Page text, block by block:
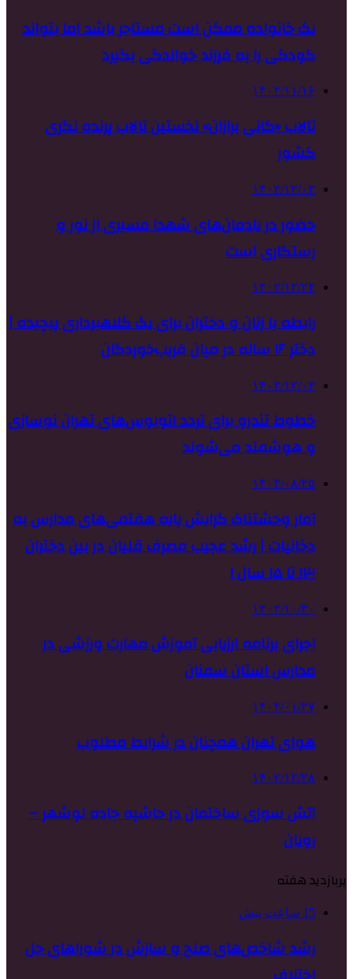
یک خانواده ممکن است مستاجر باشد اما بتواند
کودکی را به فرزند خواندگی بگیرد
۱۴۰۲/۱۱/۱۶
تالاب «کانی برازان» نخستین تالاب پرنده نگری
کشور
۱۴۰۲/۱۲/۰۳
حضور در یادمان‌های شهدا مسیری از نور و
رستگاری است
۱۴۰۲/۱۲/۲۴
رابطه با زنان و دختران برای یک کلاهبرداری پیچیده |
دختر ۱۶ ساله در میان فریب‌خوردگان
۱۴۰۲/۱۲/۰۳
خطوط تندرو برای تردد اتوبوس‌های تهران نوسازی
و هوشمند می‌شوند
۱۴۰۳/۰۸/۲۵
آمار وحشتناک گرایش پایه هفتمی‌های مدارس به
دخانیات | رشد عجیب مصرف قلیان در بین دختران
۱۳ تا ۱۵ سال !
۱۴۰۲/۱۰/۳۰
اجرای برنامه ارزیابی آموزش مهارت‌ ورزشی در
مدارس استان سمنان
۱۴۰۴/۰۱/۲۷
هوای تهران همچنان در شرایط مطلوب
۱۴۰۲/۱۲/۲۸
آتش سوزی ساختمان در حاشیه جاده نوشهر –
رویان
پربازدید هفته
15 ساعت پیش
رشد شاخص‌های صلح و سازش در شوراهای حل